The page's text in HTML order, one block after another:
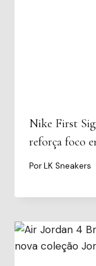
Nike First
reforça foco
PorLK Sneakers